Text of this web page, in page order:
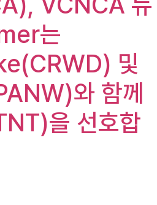
는
및
와 함께
을 선호합